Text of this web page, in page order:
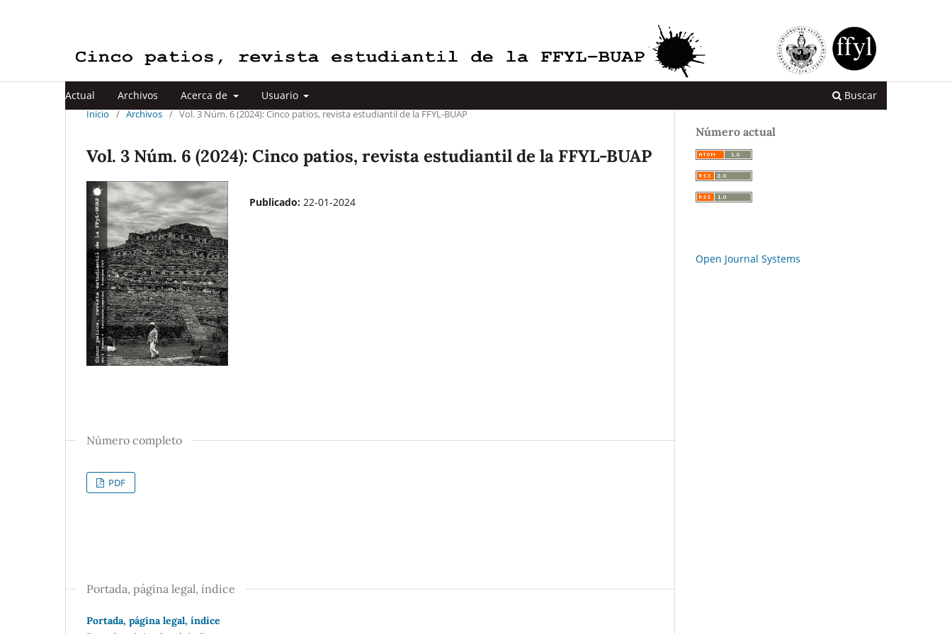
Actual Archivos Acerca de Usuario Buscar
Inicio / Archivos / Vol. 3 Núm. 6 (2024): Cinco patios, revista estudiantil de la FFYL-BUAP
Vol. 3 Núm. 6 (2024): Cinco patios, revista estudiantil de la FFYL-BUAP
Publicado: 22-01-2024
Número completo
PDF
Portada, página legal, índice
Portada, página legal, índice
Número actual
Open Journal Systems